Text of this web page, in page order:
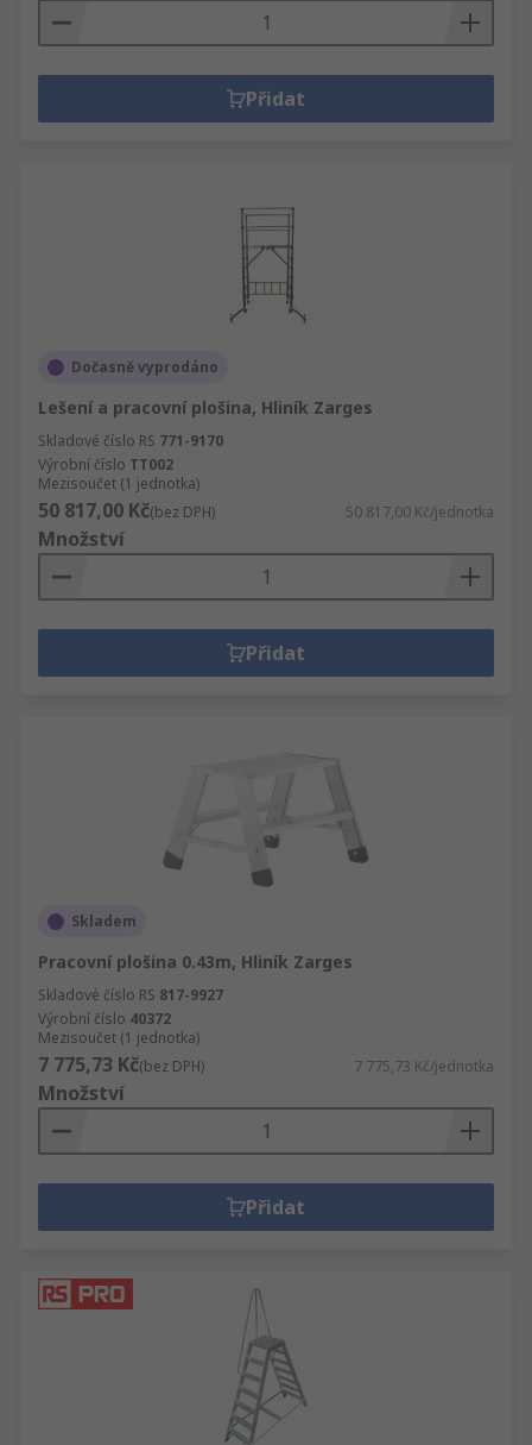
Přidat
Dočasně vyprodáno
Lešení a pracovní plošina, Hliník Zarges
Skladové číslo RS 771-9170
Výrobní číslo TT002
Mezisoučet (1 jednotka)
50 817,00 Kč(bez DPH) 50 817,00 Kč/jednotka
Množství
Přidat
Skladem
Pracovní plošina 0.43m, Hliník Zarges
Skladové číslo RS 817-9927
Výrobní číslo 40372
Mezisoučet (1 jednotka)
7 775,73 Kč(bez DPH) 7 775,73 Kč/jednotka
Množství
Přidat